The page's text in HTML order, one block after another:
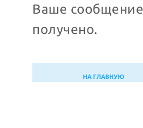
Ваше сообщениe
получено.
НА ГЛАВНУЮ